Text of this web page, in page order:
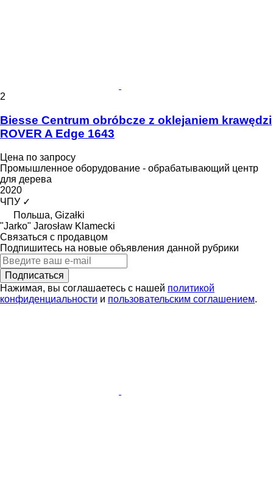
2
Biesse Centrum obróbcze z oklejaniem krawędzi
ROVER A Edge 1643
Цена по запросу
Промышленное оборудование - обрабатывающий центр
для дерева
2020
ЧПУ ✓
Польша, Gizałki
"Jarko" Jarosław Klamecki
Связаться с продавцом
Подпишитесь на новые объявления данной рубрики
Подписаться
Нажимая, вы соглашаетесь с нашей политикой
конфиденциальности и пользовательским соглашением.